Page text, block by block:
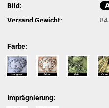
Bild:
Versand Gewicht:
84
Farbe:
Imprägnierung: